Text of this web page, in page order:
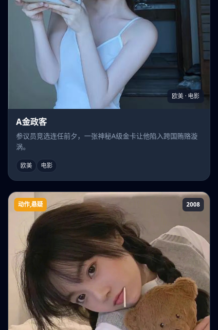
欧美 · 电影
A金政客
参议员竞选连任前夕，一张神秘A级金卡让他陷入跨国贿赂漩
涡。
欧美 电影
总统特务
动作,悬疑 2008